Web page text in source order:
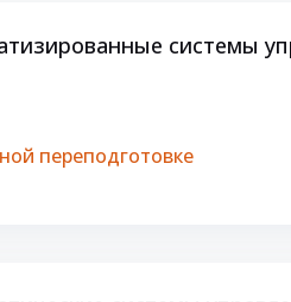
системы
переподготовке